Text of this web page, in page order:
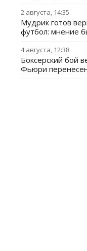
2 августа, 14:35
Мудрик готов
футбол: мнение
4 августа, 12:38
Боксерский бой
Фьюри